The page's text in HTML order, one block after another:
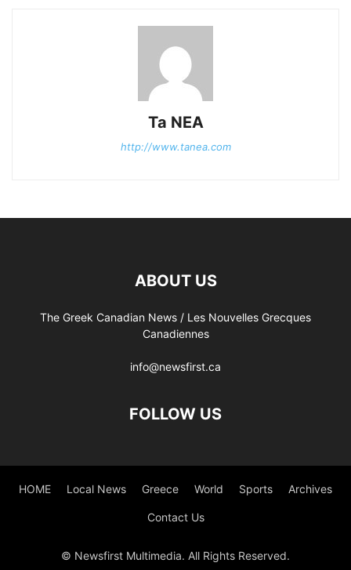
Ta NEA
http://www.tanea.com
ABOUT US
The Greek Canadian News / Les Nouvelles Grecques
Canadiennes
info@newsfirst.ca
FOLLOW US
HOME Local News Greece World Sports Archives
Contact Us
© Newsfirst Multimedia. All Rights Reserved.